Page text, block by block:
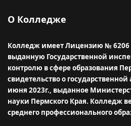
О Колледже
Колледж имеет Лицензию № 6206
выданную Государственной
контролю в сфере образования
свидетельство о
июня 2023г., выданное
науки Пермского Края. Колледж
среднего профессионального